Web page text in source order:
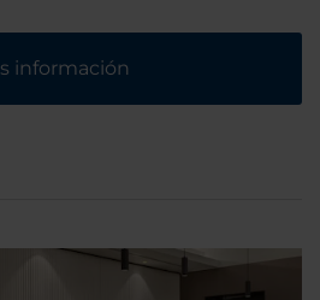
información